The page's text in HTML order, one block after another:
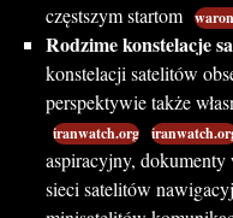
częstszym startom
Rodzime konstelacje
konstelacji satelitów
perspektywie także
iranwatch.org
aspiracyjny,
sieci satelitów